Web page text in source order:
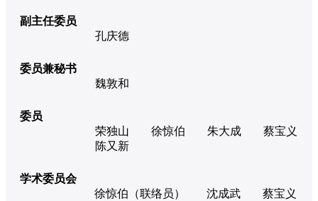
副主任委员
孔庆德
委员兼秘书
魏敦和
委员
荣独山
徐惊伯 朱大成
蔡宝义
陈又新
学术委员会
徐惊伯（联络员）
沈成武
蔡宝义